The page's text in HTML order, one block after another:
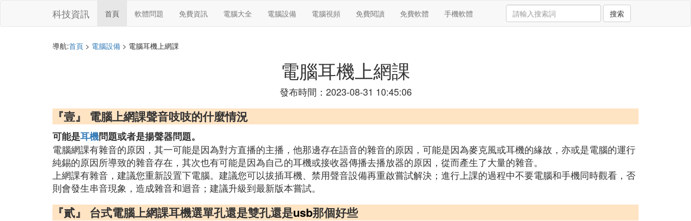
科技資訊 首頁 軟體問題 免費資訊 電腦大全 電腦設備 電腦視頻 免費閱讀 免費軟體 手機軟體 搜索
導航:首頁 > 電腦設備 > 電腦耳機上網課
電腦耳機上網課
發布時間：2023-08-31 10:45:06
『壹』 電腦上網課聲音吱吱的什麼情況
可能是耳機問題或者是揚聲器問題。
電腦網課有雜音的原因，其一可能是因為對方直播的主播，他那邊存在語音的雜音的原因，可能是因為麥克風或耳機的緣故，亦或是電腦的運行
純錫的原因所導致的雜音存在，其次也有可能是因為自己的耳機或接收器傳播去播放器的原因，從而產生了大量的雜音。
上網課有雜音，建議您重新設置下電腦。建議您可以拔插耳機、禁用聲音設備再重啟嘗試解決；進行上課的過程中不要電腦和手機同時觀看，否
則會發生串音現象，造成雜音和迴音；建議升級到最新版本嘗試。
『貳』 台式電腦上網課耳機選單孔還是雙孔還是usb那個好些